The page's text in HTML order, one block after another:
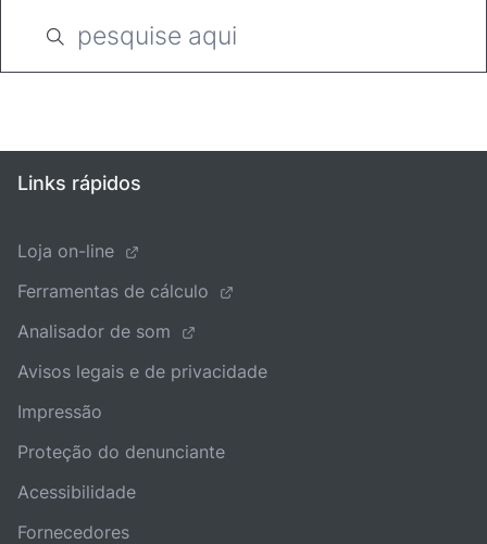
Links rápidos
Loja on-line
Ferramentas de cálculo
Analisador de som
Avisos legais e de privacidade
Impressão
Proteção do denunciante
Acessibilidade
Fornecedores